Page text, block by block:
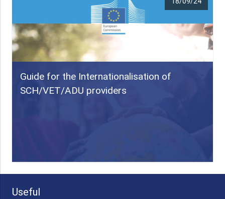
Guide for the Internationalisation of
SCH/VET/ADU providers
Useful